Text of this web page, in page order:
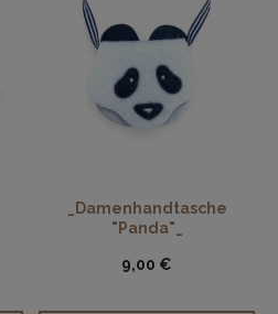
_Damenhandtasche
"Panda"_
9,00 €